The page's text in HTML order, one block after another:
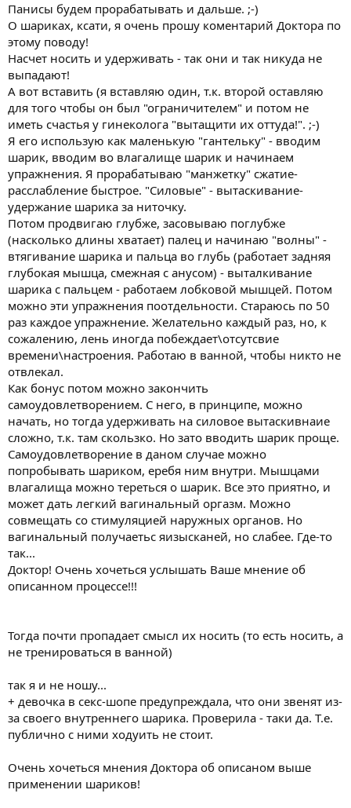
Панисы будем прорабатывать и дальше. ;-)
О шариках, ксати, я очень прошу коментарий Доктора по
этому поводу!
Насчет носить и удерживать - так они и так никуда не
выпадают!
А вот вставить (я вставляю один, т.к. второй оставляю
для того чтобы он был "ограничителем" и потом не
иметь счастья у гинеколога "вытащити их оттуда!". ;-)
Я его использую как маленькую "гантельку" - вводим
шарик, вводим во влагалище шарик и начинаем
упражнения. Я прорабатываю "манжетку" сжатие-
расслабление быстрое. "Силовые" - вытаскивание-
удержание шарика за ниточку.
Потом продвигаю глубже, засовываю поглубже
(насколько длины хватает) палец и начинаю "волны" -
втягивание шарика и пальца во глубь (работает задняя
глубокая мышца, смежная с анусом) - выталкивание
шарика с пальцем - работаем лобковой мышцей. Потом
можно эти упражнения поотдельности. Стараюсь по 50
раз каждое упражнение. Желательно каждый раз, но, к
сожалению, лень иногда побеждает\отсутсвие
времени\настроения. Работаю в ванной, чтобы никто не
отвлекал.
Как бонус потом можно закончить
самоудовлетворением. С него, в принципе, можно
начать, но тогда удерживать на силовое вытаскивнаие
сложно, т.к. там скользко. Но зато вводить шарик проще.
Самоудовлетворение в даном случае можно
попробывать шариком, еребя ним внутри. Мышцами
влагалища можно тереться о шарик. Все это приятно, и
может дать легкий вагинальный оргазм. Можно
совмещать со стимуляцией наружных органов. Но
вагинальный получаетьс яизысканей, но слабее. Где-то
так...
Доктор! Очень хочеться услышать Ваше мнение об
описанном процессе!!!
Тогда почти пропадает смысл их носить (то есть носить, а
не тренироваться в ванной)
так я и не ношу...
+ девочка в секс-шопе предупреждала, что они звенят из-
за своего внутреннего шарика. Проверила - таки да. Т.е.
публично с ними ходуить не стоит.
Очень хочеться мнения Доктора об описаном выше
применении шариков!